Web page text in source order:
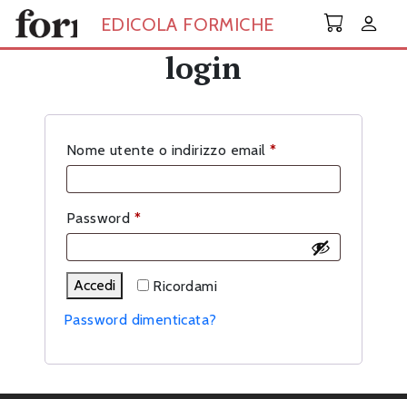
Skip to main content
EDICOLA FORMICHE
login
Nome utente o indirizzo email *Richiesto
Password *Richiesto
Ricordami
Accedi
Password dimenticata?